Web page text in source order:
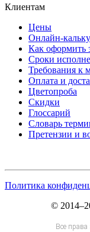
Клиентам
Цены
Онлайн-
Как оформить
Сроки
Требования к
Оплата и
Цветопроба
Скидки
Глоссарий
Словарь
Претензии и
Политика
©
Все